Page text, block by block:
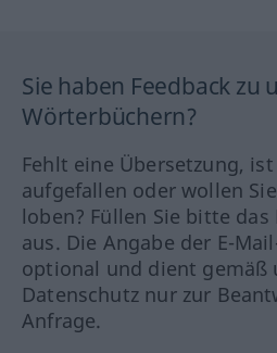
Sie haben Feedback zu
Wörterbüchern?
Fehlt eine Übersetzung,
aufgefallen oder wollen
loben? Füllen Sie bitte das
aus. Die Angabe der E-
optional und dient gemäß
Datenschutz nur zur
Anfrage.